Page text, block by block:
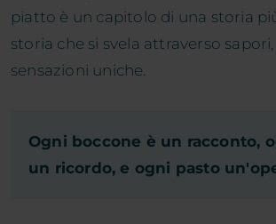
piatto è un capitolo di una storia
storia che si svela attraverso
sensazioni uniche.
Ogni boccone è un racconto,
un ricordo, e ogni pasto